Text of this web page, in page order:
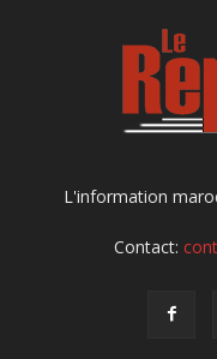
L'information
Contact: